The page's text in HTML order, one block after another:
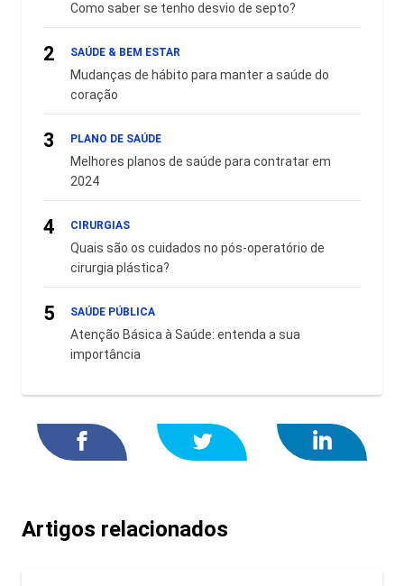
Como saber se tenho desvio de septo?
2 SAÚDE & BEM ESTAR
Mudanças de hábito para manter a saúde do
coração
3 PLANO DE SAÚDE
Melhores planos de saúde para contratar em
2024
4 CIRURGIAS
Quais são os cuidados no pós-operatório de
cirurgia plástica?
5 SAÚDE PÚBLICA
Atenção Básica à Saúde: entenda a sua
importância
Artigos relacionados